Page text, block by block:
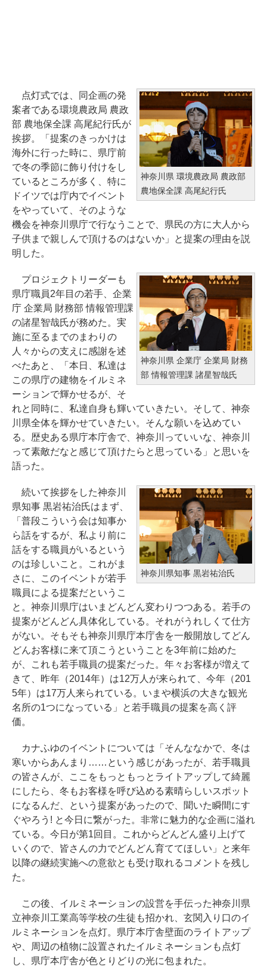
神奈川県 環境農政局 農政部
農地保全課 高尾紀行氏
点灯式では、同企画の発
案者である環境農政局 農政
部 農地保全課 高尾紀行氏が
挨拶。「提案のきっかけは
海外に行った時に、県庁前
で冬の季節に飾り付けをし
ているところが多く、特に
ドイツでは庁内でイベント
をやっていて、そのような
機会を神奈川県庁で行なうことで、県民の方に大人から
子供まで親しんで頂けるのはないか」と提案の理由を説
明した。
神奈川県 企業庁 企業局 財務
部 情報管理課 諸星智哉氏
プロジェクトリーダーも
県庁職員2年目の若手、企業
庁 企業局 財務部 情報管理課
の諸星智哉氏が務めた。実
施に至るまでのまわりの
人々からの支えに感謝を述
べたあと、「本日、私達は
この県庁の建物をイルミネ
ーションで輝かせるが、そ
れと同時に、私達自身も輝いていきたい。そして、神奈
川県全体を輝かせていきたい。そんな願いを込めてい
る。歴史ある県庁本庁舎で、神奈川っていいな、神奈川
って素敵だなと感じて頂けたらと思っている」と思いを
語った。
神奈川県知事 黒岩祐治氏
続いて挨拶をした神奈川
県知事 黒岩祐治氏はまず、
「普段こういう会は知事か
ら話をするが、私より前に
話をする職員がいるという
のは珍しいこと。これがま
さに、このイベントが若手
職員による提案だというこ
と。神奈川県庁はいまどんどん変わりつつある。若手の
提案がどんどん具体化している。それがうれしくて仕方
がない。そもそも神奈川県庁本庁舎を一般開放してどん
どんお客様に来て頂こうということを3年前に始めた
が、これも若手職員の提案だった。年々お客様が増えて
きて、昨年（2014年）は12万人が来られて、今年（201
5年）は17万人来られている。いまや横浜の大きな観光
名所の1つになっている」と若手職員の提案を高く評
価。
カナふゆのイベントについては「そんななかで、冬は
寒いからあんまり……という感じがあったが、若手職員
の皆さんが、ここをもっともっとライトアップして綺麗
にしたら、冬もお客様を呼び込める素晴らしいスポット
になるんだ、という提案があったので、聞いた瞬間にす
ぐやろう! と今日に繋がった。非常に魅力的な企画に溢れ
ている。今日が第1回目。これからどんどん盛り上げて
いくので、皆さんの力でどんどん育ててほしい」と来年
以降の継続実施への意欲とも受け取れるコメントを残し
た。
この後、イルミネーションの設営を手伝った神奈川県
立神奈川工業高等学校の生徒も招かれ、玄関入り口のイ
ルミネーションを点灯。県庁本庁舎壁面のライトアップ
や、周辺の植物に設置されたイルミネーションも点灯
し、県庁本庁舎が色とりどりの光に包まれた。